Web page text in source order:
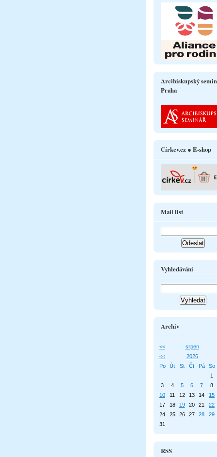
Arcibiskupský
Praha
Církev.cz ● E-shop
Mail list
Vyhledávání
Archiv
<<
srpen
<<
2026
Po
Út St Čt Pá
So
1
3
4 5 6 7
8
10
11 12 13 14
15
17
18 19 20 21
22
24
25 26 27 28
29
31
RSS